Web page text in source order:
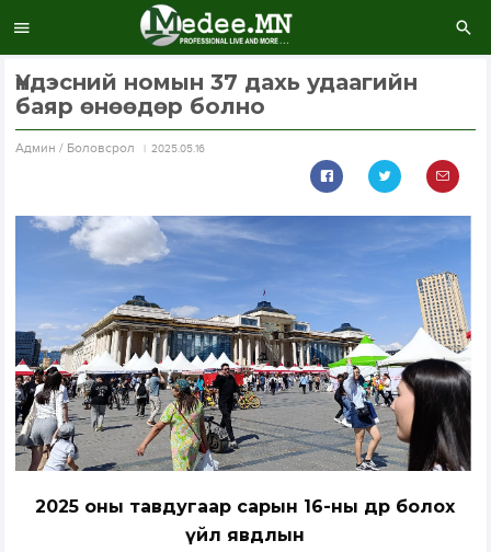
Үндэсний номын 37 дахь удаагийн
баяр өнөөдөр болно
Aдмин / Боловсрол 2025.05.16
2025 оны тавдугаар сарын 16-ны өдөр болох
үйл явдлын